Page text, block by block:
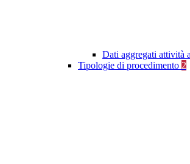
Dati aggregati attività
Tipologie di procedimento 2